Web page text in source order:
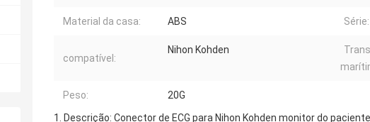
Material da casa: ABS Série:
compatível:
Nihon Kohden
Peso:
20G
1. Descrição: Conector de ECG para Nihon Kohden monitor do